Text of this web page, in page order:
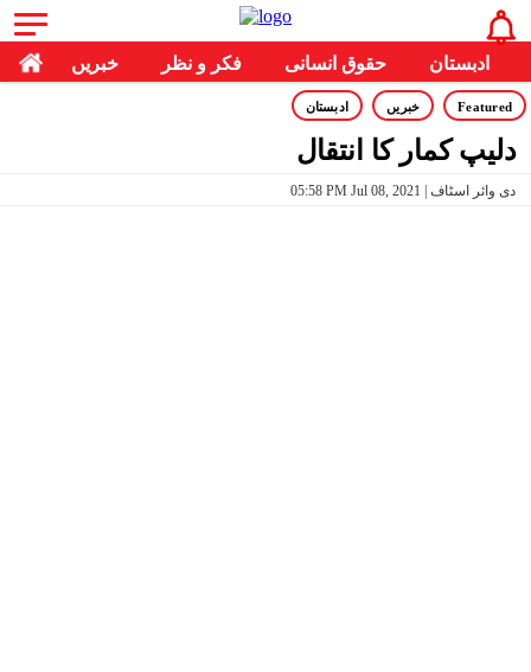
خبریں فکر و نظر حقوق انسانی ادبستان
Featured خبریں ادبستان
دلیپ کمار کا انتقال
05:58 PM Jul 08, 2021 | دی وائر اسٹاف